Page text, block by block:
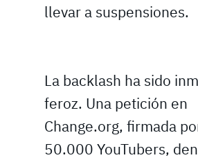
llevar a suspensiones.
La backlash ha sido
feroz. Una petición en
Change.org, firmada
50.000 YouTubers,